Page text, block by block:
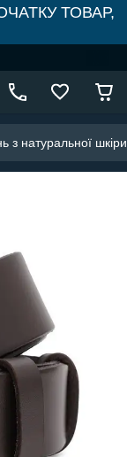
ТОВАР,
з натуральної